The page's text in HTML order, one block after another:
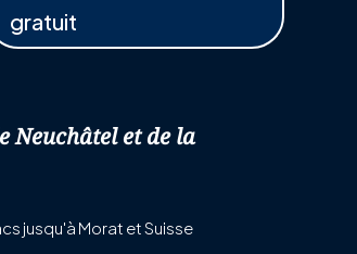
gratuit
Neuchâtel et de la
jusqu'à Morat et Suisse